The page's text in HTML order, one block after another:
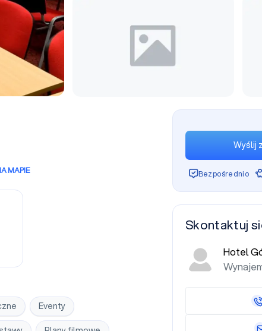
MAPIE
Eventy
Wyślij
Bezpośrednio
Skontaktuj
Hotel